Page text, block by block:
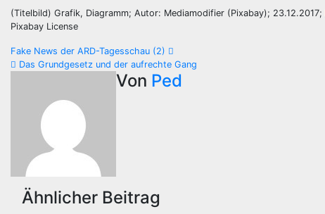
(Titelbild) Grafik, Diagramm; Autor: Mediamodifier (Pixabay); 23.12.2017;
Pixabay License
Beitragsnavigation
Fake News der ARD-Tagesschau (2)
Das Grundgesetz und der aufrechte Gang
Von Ped
Ähnlicher Beitrag